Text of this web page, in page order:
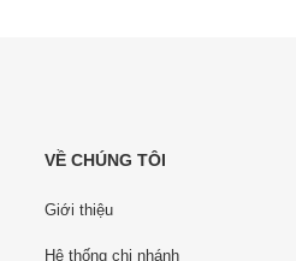
VỀ CHÚNG TÔI
Giới thiệu
Hệ thống chi nhánh